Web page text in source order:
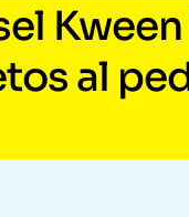
Kween
al